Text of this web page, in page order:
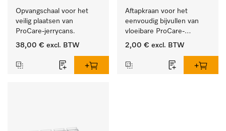
Opvangschaal voor het
veilig plaatsen van
ProCare-jerrycans.
38,00 € excl. BTW
Aftapkraan voor het
eenvoudig bijvullen van
vloeibare ProCare-
producten.
2,00 € excl. BTW